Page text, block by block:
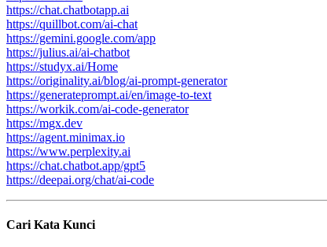
https://chat.chatbotapp.ai
https://quillbot.com/ai-chat
https://gemini.google.com/app
https://julius.ai/ai-chatbot
https://studyx.ai/Home
https://originality.ai/blog/ai-prompt-generator
https://generateprompt.ai/en/image-to-text
https://workik.com/ai-code-generator
https://mgx.dev
https://agent.minimax.io
https://www.perplexity.ai
https://chat.chatbot.app/gpt5
https://deepai.org/chat/ai-code
Cari Kata Kunci